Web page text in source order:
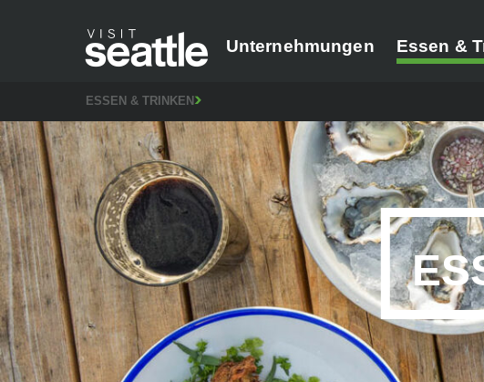
Unternehmungen Essen &
ESSEN & TRINKEN